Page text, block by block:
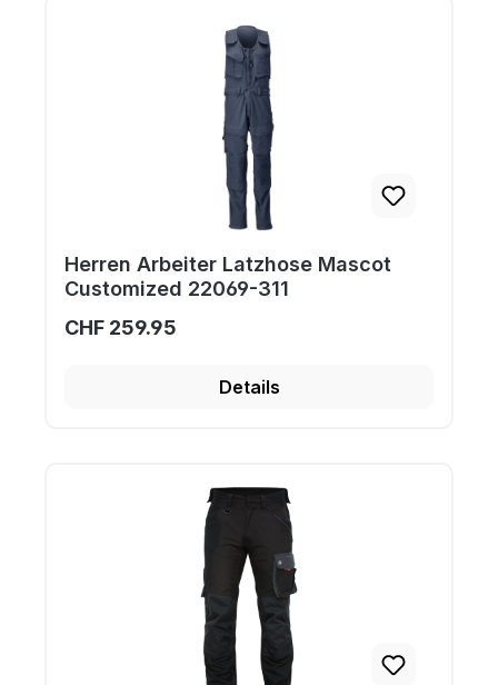
Herren Arbeiter Latzhose Mascot
Customized 22069-311
CHF 259.95
Details